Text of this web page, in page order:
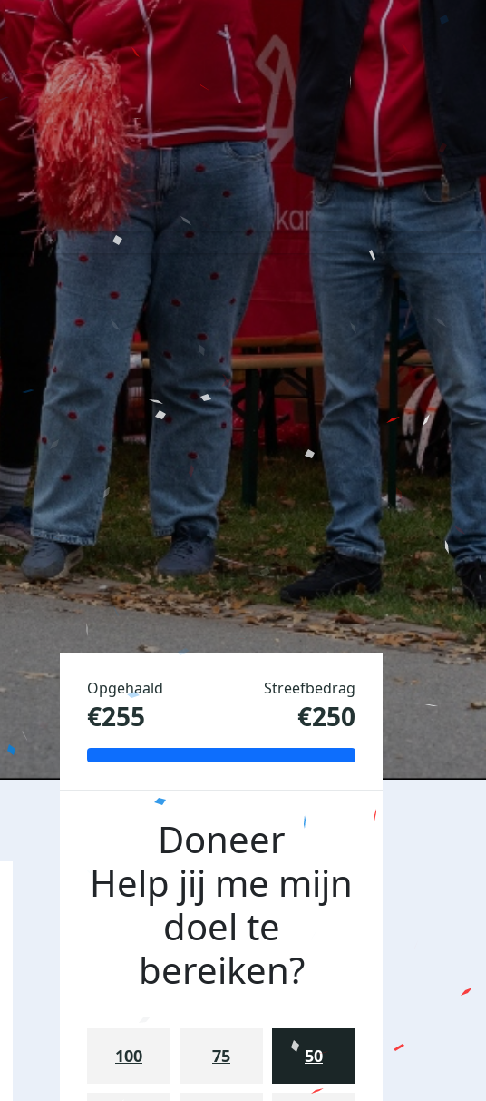
Opgehaald
€255
Streefbedrag
€250
Doneer
Help jij me mijn
doel te
bereiken?
100 75 50